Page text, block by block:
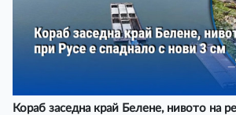
Кораб заседна край Белене, нивото на